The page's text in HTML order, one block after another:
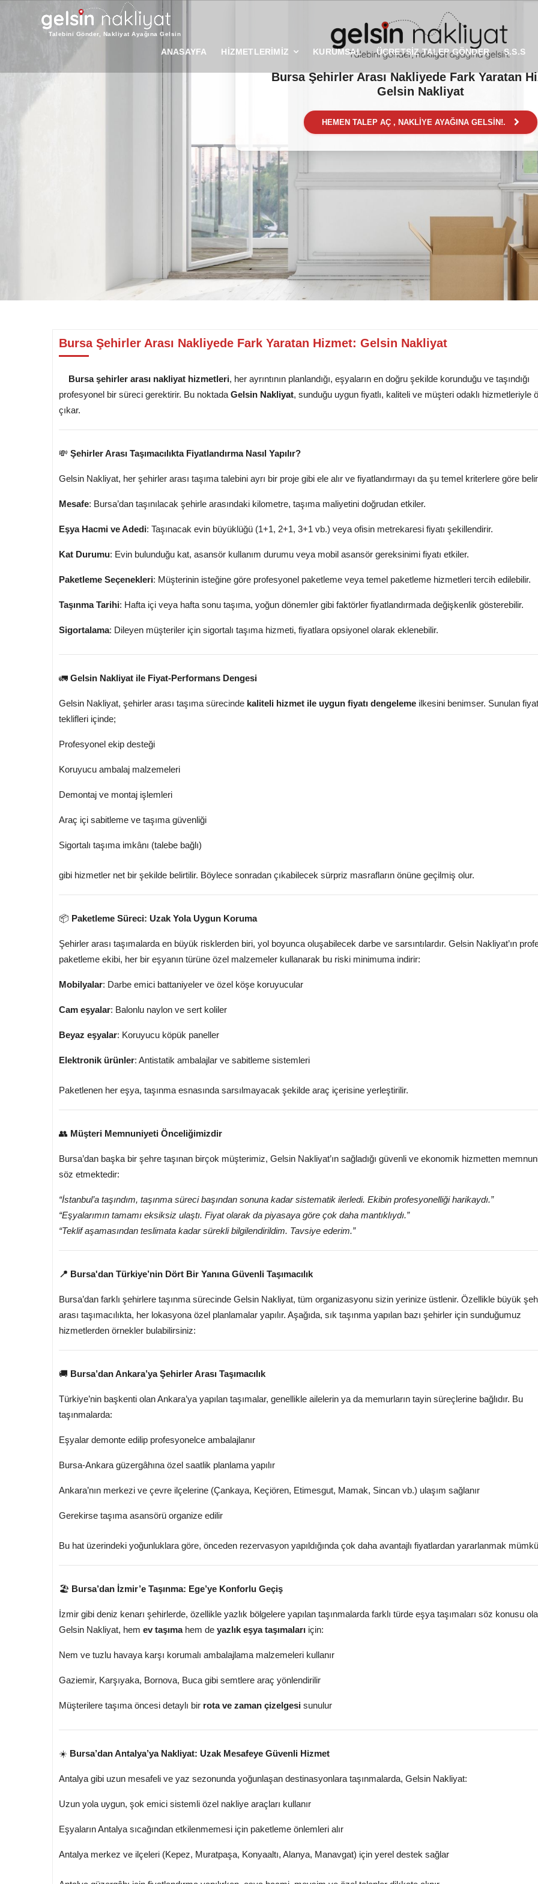
Talebini Gönder, Nakliyat Ayağına Gelsin
ANASAYFA HİZMETLERİMİZ KURUMSAL ÜCRETSİZ TALEP GÖNDER S.S.S
Bursa Şehirler Arası Nakliyede Fark Yaratan
Gelsin Nakliyat
HEMEN TALEP AÇ , NAKLİYE AYAĞINA GELSİN!.
Bursa Şehirler Arası Nakliyede Fark Yaratan Hizmet: Gelsin Nakliyat
Bursa şehirler arası nakliyat hizmetleri, her ayrıntının planlandığı, eşyaların en doğru şekilde korunduğu ve taşındığı
profesyonel bir süreci gerektirir. Bu noktada Gelsin Nakliyat, sunduğu uygun fiyatlı, kaliteli ve müşteri odaklı hizmetleriyle
çıkar.
💸 Şehirler Arası Taşımacılıkta Fiyatlandırma Nasıl Yapılır?
Gelsin Nakliyat, her şehirler arası taşıma talebini ayrı bir proje gibi ele alır ve fiyatlandırmayı da şu temel kriterlere göre
Mesafe: Bursa’dan taşınılacak şehirle arasındaki kilometre, taşıma maliyetini doğrudan etkiler.
Eşya Hacmi ve Adedi: Taşınacak evin büyüklüğü (1+1, 2+1, 3+1 vb.) veya ofisin metrekaresi fiyatı şekillendirir.
Kat Durumu: Evin bulunduğu kat, asansör kullanım durumu veya mobil asansör gereksinimi fiyatı etkiler.
Paketleme Seçenekleri: Müşterinin isteğine göre profesyonel paketleme veya temel paketleme hizmetleri tercih edilebilir.
Taşınma Tarihi: Hafta içi veya hafta sonu taşıma, yoğun dönemler gibi faktörler fiyatlandırmada değişkenlik gösterebilir.
Sigortalama: Dileyen müşteriler için sigortalı taşıma hizmeti, fiyatlara opsiyonel olarak eklenebilir.
🚛 Gelsin Nakliyat ile Fiyat-Performans Dengesi
Gelsin Nakliyat, şehirler arası taşıma sürecinde kaliteli hizmet ile uygun fiyatı dengeleme ilkesini benimser. Sunulan fiyat
teklifleri içinde;
Profesyonel ekip desteği
Koruyucu ambalaj malzemeleri
Demontaj ve montaj işlemleri
Araç içi sabitleme ve taşıma güvenliği
Sigortalı taşıma imkânı (talebe bağlı)
gibi hizmetler net bir şekilde belirtilir. Böylece sonradan çıkabilecek sürpriz masrafların önüne geçilmiş olur.
📦 Paketleme Süreci: Uzak Yola Uygun Koruma
Şehirler arası taşımalarda en büyük risklerden biri, yol boyunca oluşabilecek darbe ve sarsıntılardır. Gelsin Nakliyat’ın
paketleme ekibi, her bir eşyanın türüne özel malzemeler kullanarak bu riski minimuma indirir:
Mobilyalar: Darbe emici battaniyeler ve özel köşe koruyucular
Cam eşyalar: Balonlu naylon ve sert koliler
Beyaz eşyalar: Koruyucu köpük paneller
Elektronik ürünler: Antistatik ambalajlar ve sabitleme sistemleri
Paketlenen her eşya, taşınma esnasında sarsılmayacak şekilde araç içerisine yerleştirilir.
👥 Müşteri Memnuniyeti Önceliğimizdir
Bursa’dan başka bir şehre taşınan birçok müşterimiz, Gelsin Nakliyat’ın sağladığı güvenli ve ekonomik hizmetten
söz etmektedir:
“İstanbul’a taşındım, taşınma süreci başından sonuna kadar sistematik ilerledi. Ekibin profesyonelliği harikaydı.”
“Eşyalarımın tamamı eksiksiz ulaştı. Fiyat olarak da piyasaya göre çok daha mantıklıydı.”
“Teklif aşamasından teslimata kadar sürekli bilgilendirildim. Tavsiye ederim.”
📍 Bursa'dan Türkiye’nin Dört Bir Yanına Güvenli Taşımacılık
Bursa’dan farklı şehirlere taşınma sürecinde Gelsin Nakliyat, tüm organizasyonu sizin yerinize üstlenir. Özellikle büyük
arası taşımacılıkta, her lokasyona özel planlamalar yapılır. Aşağıda, sık taşınma yapılan bazı şehirler için sunduğumuz
hizmetlerden örnekler bulabilirsiniz:
🚚 Bursa’dan Ankara’ya Şehirler Arası Taşımacılık
Türkiye’nin başkenti olan Ankara’ya yapılan taşımalar, genellikle ailelerin ya da memurların tayin süreçlerine bağlıdır. Bu
taşınmalarda:
Eşyalar demonte edilip profesyonelce ambalajlanır
Bursa-Ankara güzergâhına özel saatlik planlama yapılır
Ankara’nın merkezi ve çevre ilçelerine (Çankaya, Keçiören, Etimesgut, Mamak, Sincan vb.) ulaşım sağlanır
Gerekirse taşıma asansörü organize edilir
Bu hat üzerindeki yoğunluklara göre, önceden rezervasyon yapıldığında çok daha avantajlı fiyatlardan yararlanmak
🏖️ Bursa’dan İzmir’e Taşınma: Ege’ye Konforlu Geçiş
İzmir gibi deniz kenarı şehirlerde, özellikle yazlık bölgelere yapılan taşınmalarda farklı türde eşya taşımaları söz konusu
Gelsin Nakliyat, hem ev taşımahem de yazlık eşya taşımaları için:
Nem ve tuzlu havaya karşı korumalı ambalajlama malzemeleri kullanır
Gaziemir, Karşıyaka, Bornova, Buca gibi semtlere araç yönlendirilir
Müşterilere taşıma öncesi detaylı bir rota ve zaman çizelgesi sunulur
☀️ Bursa’dan Antalya’ya Nakliyat: Uzak Mesafeye Güvenli Hizmet
Antalya gibi uzun mesafeli ve yaz sezonunda yoğunlaşan destinasyonlara taşınmalarda, Gelsin Nakliyat:
Uzun yola uygun, şok emici sistemli özel nakliye araçları kullanır
Eşyaların Antalya sıcağından etkilenmemesi için paketleme önlemleri alır
Antalya merkez ve ilçeleri (Kepez, Muratpaşa, Konyaaltı, Alanya, Manavgat) için yerel destek sağlar